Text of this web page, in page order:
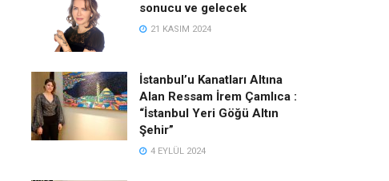
sonucu ve gelecek
21 KASIM 2024
İstanbul’u Kanatları Altına
Alan Ressam İrem Çamlıca :
“İstanbul Yeri Göğü Altın
Şehir”
4 EYLÜL 2024